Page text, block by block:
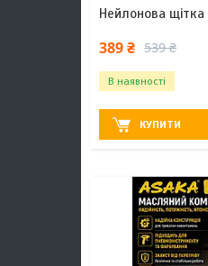
Нейлонова
389 ₴ 539 ₴
В наявності
КУПИТИ